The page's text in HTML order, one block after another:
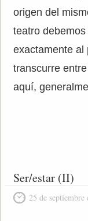
origen del
teatro
exactamente al
transcurre
aquí,
Ser/estar (II)
25 de septiembre